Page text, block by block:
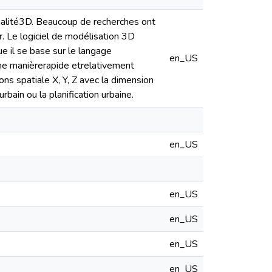
Beaucoup de recherches ont
Le logiciel de modélisation 3D
il se base sur le langage
manièrerapide etrelativement
spatiale X, Y, Z avec la dimension
ou la planification urbaine.
en_US
en_US
en_US
en_US
en_US
en_US